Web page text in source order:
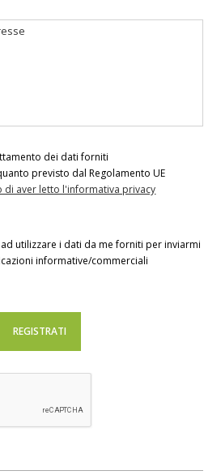
dei dati forniti
previsto dal Regolamento UE
di aver letto l'informativa privacy
utilizzare i dati da me forniti per inviarmi
informative/commerciali